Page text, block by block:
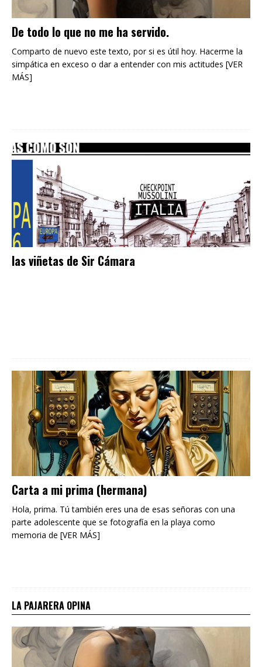
De todo lo que no me ha servido.
Comparto de nuevo este texto, por si es útil hoy. Hacerme la
simpática en exceso o dar a entender con mis actitudes [VER
MÁS]
las viñetas de Sir Cámara
Carta a mi prima (hermana)
Hola, prima. Tú también eres una de esas señoras con una
parte adolescente que se fotografía en la playa como
memoria de [VER MÁS]
LA PAJARERA OPINA